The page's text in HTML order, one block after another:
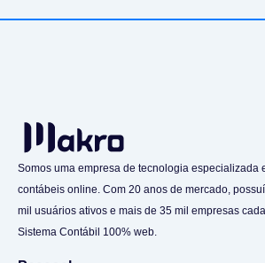
Somos uma empresa de tecnologia especializada
contábeis online. Com 20 anos de mercado,
mil usuários ativos e mais de 35 mil empresas
Sistema Contábil 100% web.